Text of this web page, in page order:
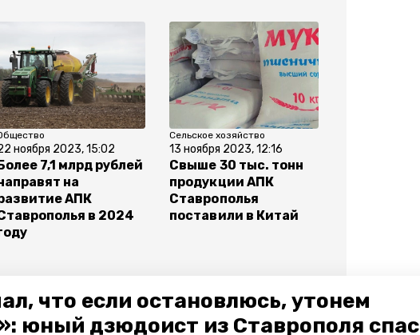
что если остановлюсь, утонем
юный дзюдоист из Ставрополя спас
ноября 2023, 15:02
Более 7,1 млрд рублей
на
АПК
в 2024
Сельское хозяйство
13 ноября 2023, 12:16
Свыше 30 тыс. тонн
продукции АПК
Ставрополья
поставили в Китай